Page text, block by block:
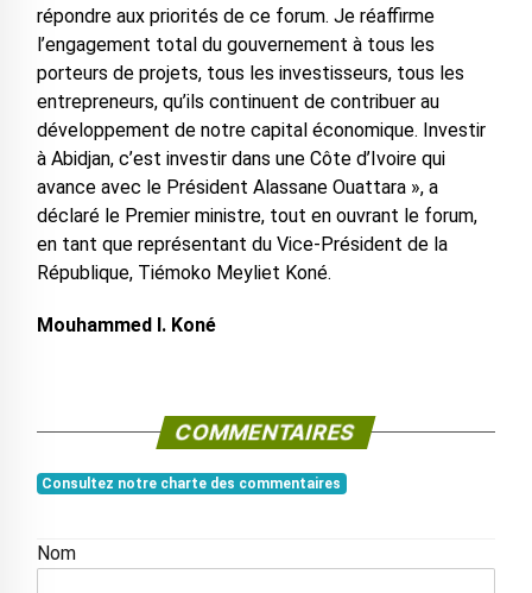
répondre aux priorités de ce forum. Je réaffirme
l’engagement total du gouvernement à tous les
porteurs de projets, tous les investisseurs, tous les
entrepreneurs, qu’ils continuent de contribuer au
développement de notre capital économique. Investir
à Abidjan, c’est investir dans une Côte d’Ivoire qui
avance avec le Président Alassane Ouattara », a
déclaré le Premier ministre, tout en ouvrant le forum,
en tant que représentant du Vice-Président de la
République, Tiémoko Meyliet Koné.
Mouhammed I. Koné
COMMENTAIRES
Consultez notre charte des commentaires
Nom